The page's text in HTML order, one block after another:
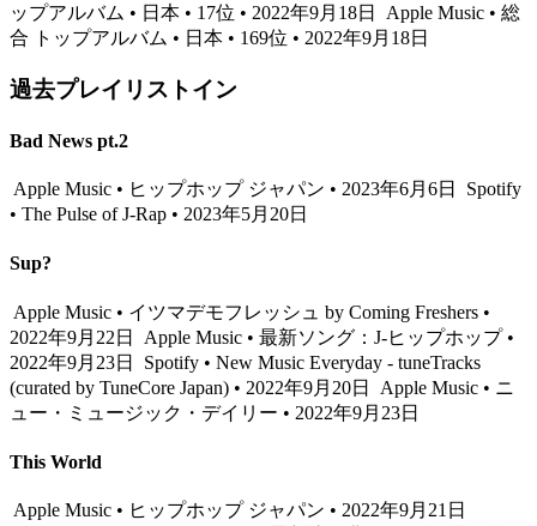
ップアルバム • 日本 • 17位 • 2022年9月18日
Apple Music • 総
合 トップアルバム • 日本 • 169位 • 2022年9月18日
過去プレイリストイン
Bad News pt.2
Apple Music • ヒップホップ ジャパン • 2023年6月6日
Spotify
• The Pulse of J-Rap • 2023年5月20日
Sup?
Apple Music • イツマデモフレッシュ by Coming Freshers •
2022年9月22日
Apple Music • 最新ソング：J-ヒップホップ •
2022年9月23日
Spotify • New Music Everyday - tuneTracks
(curated by TuneCore Japan) • 2022年9月20日
Apple Music • ニ
ュー・ミュージック・デイリー • 2022年9月23日
This World
Apple Music • ヒップホップ ジャパン • 2022年9月21日